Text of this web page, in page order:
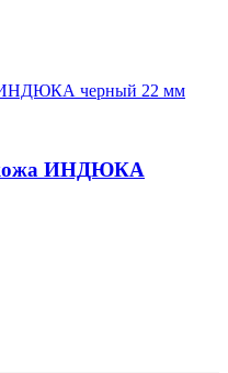
кожа ИНДЮКА